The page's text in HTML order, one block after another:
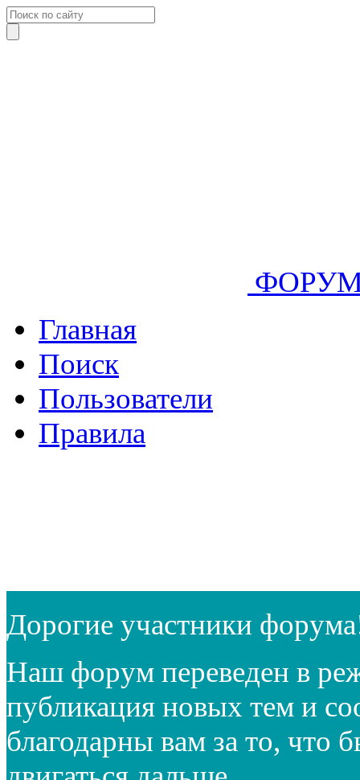
Главная
Поиск
Пользователи
Правила
Дорогие участники
Наш форум переведен в
публикация новых тем и
благодарны вам за то, что